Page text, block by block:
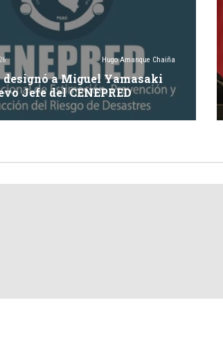
Hugo Amanque Chaiña
designó a Miguel Yamasaki
Jefe del CENEPRED